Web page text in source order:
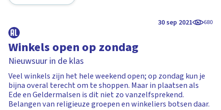
30 sep 2021 680
Winkels open op zondag
Nieuwsuur in de klas
Veel winkels zijn het hele weekend open; op zondag kun je
bijna overal terecht om te shoppen. Maar in plaatsen als
Ede en Geldermalsen is dit niet zo vanzelfsprekend.
Belangen van religieuze groepen en winkeliers botsen daar.